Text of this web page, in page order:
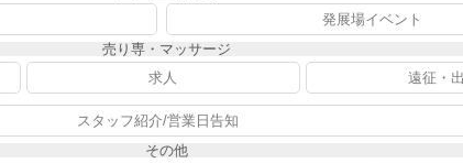
発展場イベント
売り専・マッサージ
求人 遠征・
スタッフ紹介/営業日告知
その他